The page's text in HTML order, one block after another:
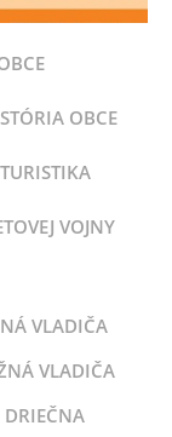
OBCE
TURISTIKA
VOJNY
VLADIČA
VLADIČA
DRIEČNA